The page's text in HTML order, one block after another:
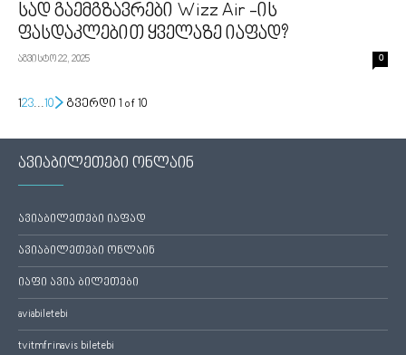
სად გაემგზავრები Wizz Air -ის
ფასდაკლებით ყველაზე იაფად?
აგვისტო 22, 2025 0
123...10 გვერდი 1 of 10
ავიაბილეთები ონლაინ
ავიაბილეთები იაფად
ავიაბილეთები ონლაინ
იაფი ავია ბილეთები
aviabiletebi
tvitmfrinavis biletebi